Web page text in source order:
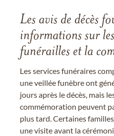
Les avis de décès
informations sur
funérailles et la
Les services funéraires
une veillée funèbre ont
jours après le décès, mais
commémoration peuvent
plus tard. Certaines
une visite avant la